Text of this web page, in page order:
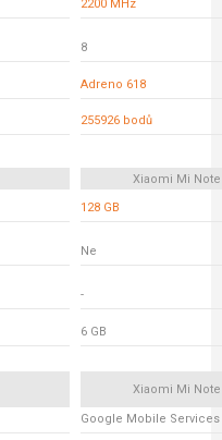
2200 MHz
8
Adreno 618
255926 bodů
Xiaomi Mi Note
128 GB
Ne
-
6 GB
Xiaomi Mi Note
Google Mobile Services